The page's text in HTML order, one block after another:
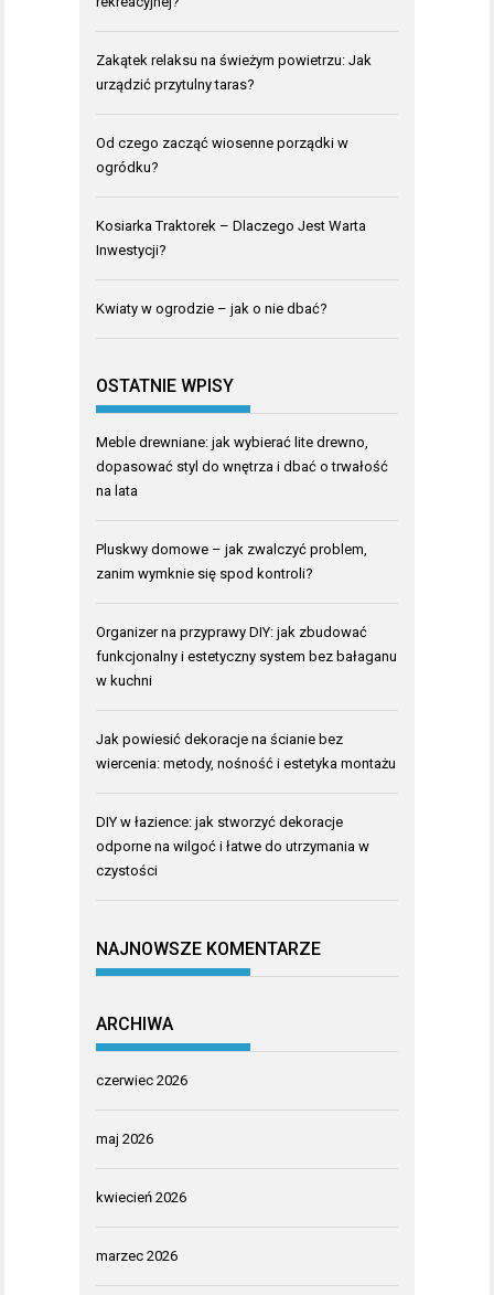
Zakątek relaksu na świeżym powietrzu: Jak
urządzić przytulny taras?
Od czego zacząć wiosenne porządki w
ogródku?
Kosiarka Traktorek – Dlaczego Jest Warta
Inwestycji?
Kwiaty w ogrodzie – jak o nie dbać?
OSTATNIE WPISY
Meble drewniane: jak wybierać lite drewno,
dopasować styl do wnętrza i dbać o trwałość
na lata
Pluskwy domowe – jak zwalczyć problem,
zanim wymknie się spod kontroli?
Organizer na przyprawy DIY: jak zbudować
funkcjonalny i estetyczny system bez bałaganu
w kuchni
Jak powiesić dekoracje na ścianie bez
wiercenia: metody, nośność i estetyka montażu
DIY w łazience: jak stworzyć dekoracje
odporne na wilgoć i łatwe do utrzymania w
czystości
NAJNOWSZE KOMENTARZE
ARCHIWA
czerwiec 2026
maj 2026
kwiecień 2026
marzec 2026